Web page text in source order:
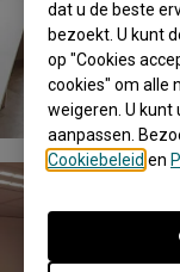
dat u de beste
bezoekt. U kunt
op "Cookies
cookies" om alle
weigeren. U kunt
aanpassen.
Cookiebeleiden